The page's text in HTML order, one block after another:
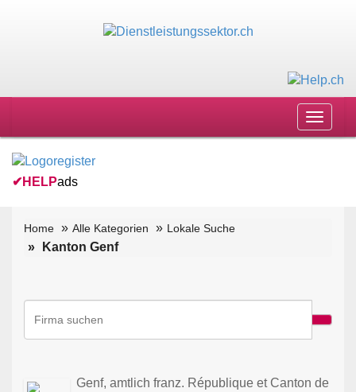
Toggle
✔ HELPads
Home Alle Kategorien Lokale Suche
Kanton Genf
Genf, amtlich franz. République et Canton de